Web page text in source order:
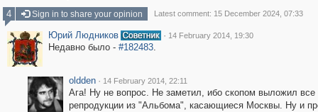
4
Sign in to share your opinion Latest comment: 15 December 2024, 07:33
Юрий Людников · 14 February 2014, 19:30
Недавно было - #182483.
oldden · 14 February 2014, 22:11
Ага! Ну не вопрос. Не заметил, ибо скопом выложил все
репродукции из "Альбома", касающиеся Москвы. Ну и